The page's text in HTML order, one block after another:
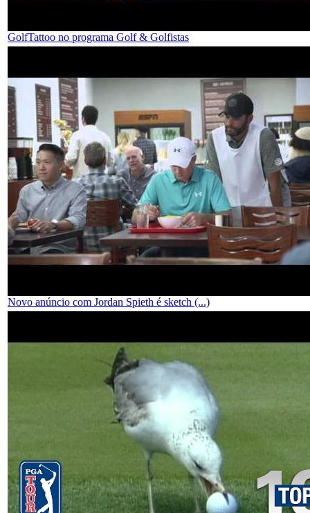
GolfTattoo no programa Golf & Golfistas
Novo anúncio com Jordan Spieth é sketch (...)